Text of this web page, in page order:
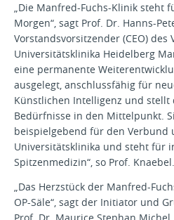
„Die Manfred-Fuchs-Klinik steht
Morgen“, sagt Prof. Dr. Hanns-
Vorstandsvorsitzender (CEO) des
Universitätsklinika Heidelberg
eine permanente
ausgelegt, anschlussfähig für
Künstlichen Intelligenz und stellt
Bedürfnisse in den Mittelpunkt.
beispielgebend für den Verbund
Universitätsklinika und steht für
Spitzenmedizin“, so Prof. Knaebel.
„Das Herzstück der Manfred-
OP-Säle“, sagt der Initiator und